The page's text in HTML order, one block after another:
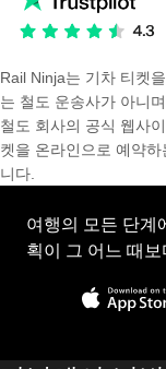
Rail Ninja는 기차 티켓
는 철도 운송사가 아니
철도 회사의 공식 웹사
켓을 온라인으로 예약
니다.
여행의 모든 단계
획이 그 어느 때